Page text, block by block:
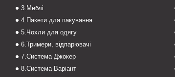
3.Меблі
4.Пакети для пакування
5.Чохли для одягу
6.Тримери, відпарювачі
7.Система Джокер
8.Система Варіант